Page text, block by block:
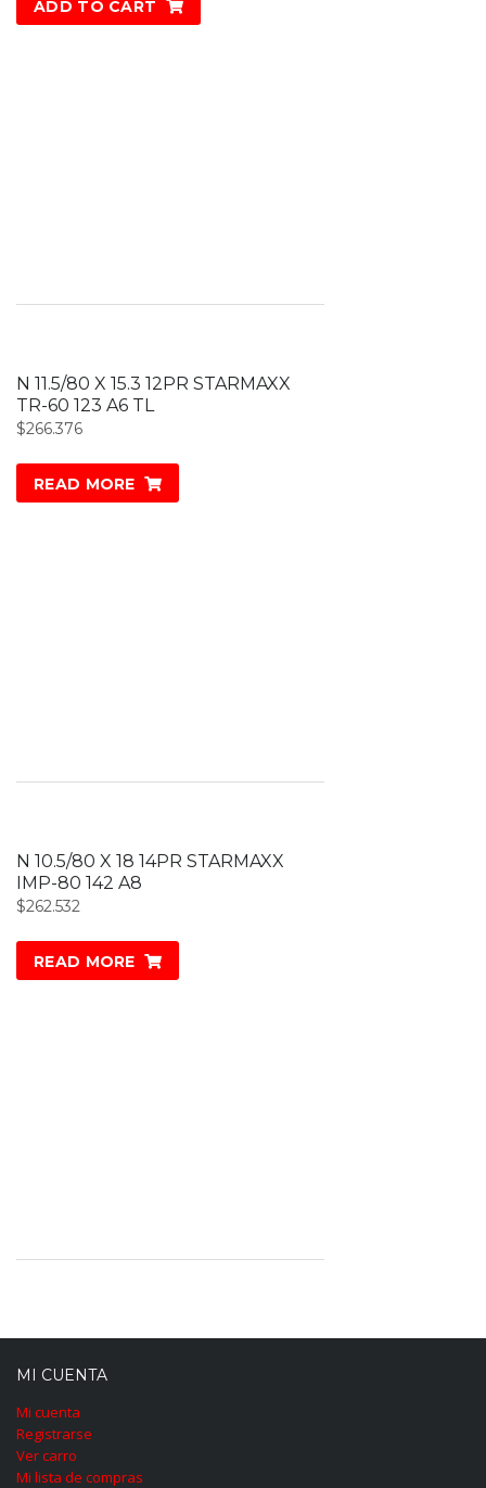
ADD TO CART
N 11.5/80 X 15.3 12PR STARMAXX
TR-60 123 A6 TL
$266.376
READ MORE
N 10.5/80 X 18 14PR STARMAXX
IMP-80 142 A8
$262.532
READ MORE
MI CUENTA
Mi cuenta
Registrarse
Ver carro
Mi lista de compras